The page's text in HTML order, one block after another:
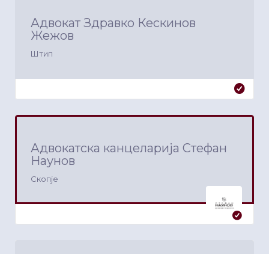
Адвокат Здравко Кескинов
Жежов
Штип
Адвокатска канцеларија Стефан
Наунов
Скопје